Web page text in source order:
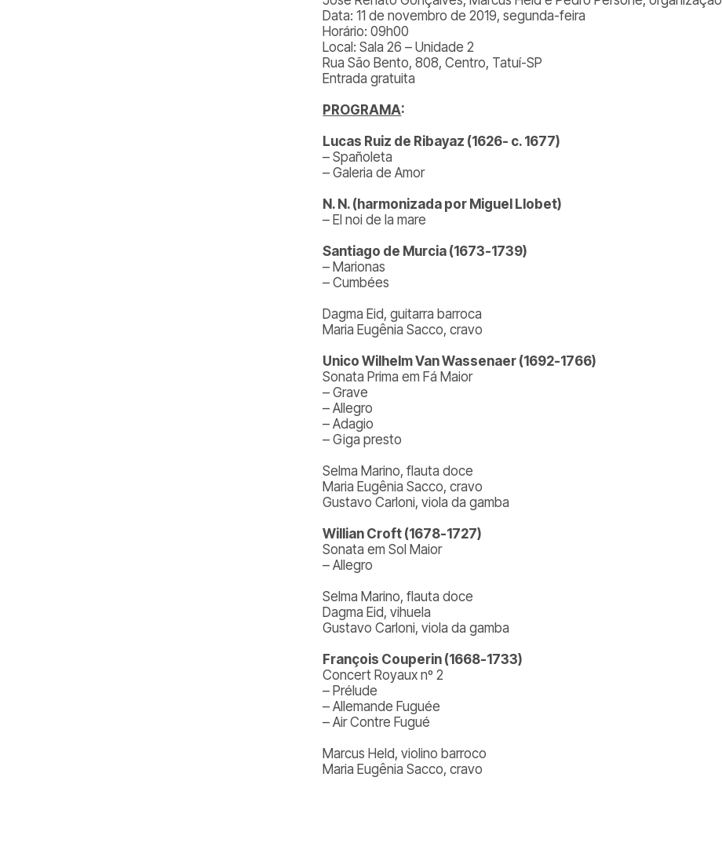
Data: 11 de novembro de 2019, segunda-feira
Horário: 09h00
Local: Sala 26 – Unidade 2
Rua São Bento, 808, Centro, Tatuí-SP
Entrada gratuita
PROGRAMA:
Lucas Ruiz de Ribayaz (1626- c. 1677)
– Spañoleta
– Galeria de Amor
N. N. (harmonizada por Miguel Llobet)
– El noi de la mare
Santiago de Murcia (1673-1739)
– Marionas
– Cumbées
Dagma Eid, guitarra barroca
Maria Eugênia Sacco, cravo
Unico Wilhelm Van Wassenaer (1692-1766)
Sonata Prima em Fá Maior
– Grave
– Allegro
– Adagio
– Giga presto
Selma Marino, flauta doce
Maria Eugênia Sacco, cravo
Gustavo Carloni, viola da gamba
Willian Croft (1678-1727)
Sonata em Sol Maior
– Allegro
Selma Marino, flauta doce
Dagma Eid, vihuela
Gustavo Carloni, viola da gamba
François Couperin (1668-1733)
Concert Royaux nº 2
– Prélude
– Allemande Fuguée
– Air Contre Fugué
Marcus Held, violino barroco
Maria Eugênia Sacco, cravo